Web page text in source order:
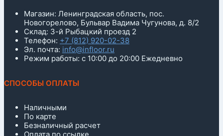
Магазин: Ленинградская область, пос.
Новогорелово, Бульвар Вадима Чугунова, д. 8/2
Склад: 3-й Рыбацкий проезд 2
Телефон: +7 (812) 920-02-38
Эл. почта: info@infloor.ru
Режим работы: с 10:00 до 20:00 Ежедневно
СПОСОБЫ ОПЛАТЫ
Наличными
По карте
Безналичный расчет